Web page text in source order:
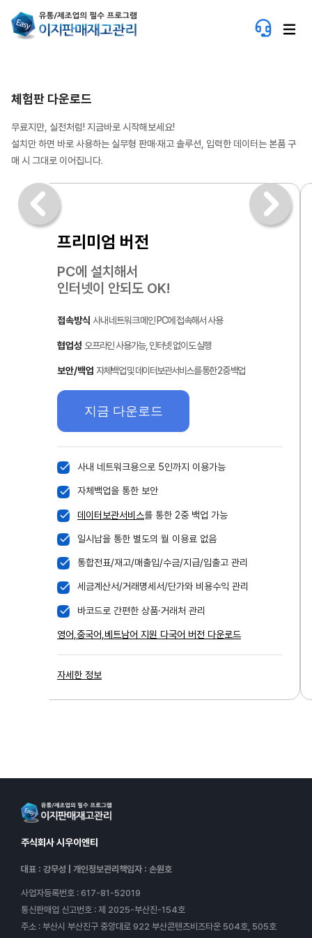
체험판 다운로드
무료지만, 실전처럼! 지금바로 시작해보세요!
설치만 하면 바로 사용하는 실무형 판매·재고 솔루션, 입력한 데이터는 본품 구
매 시 그대로 이어집니다.
프리미엄 버전
PC에 설치해서
인터넷이 안되도 OK!
접속방식 사내 네트워크 메인 PC에 접속해서 사용
협업성 오프라인 사용가능, 인터넷 없이도 실행
보안/백업 자체백업 및 데이터보관서비스를 통한 2중 백업
지금 다운로드
사내 네트워크용으로 5인까지 이용가능
자체백업을 통한 보안
데이터보관서비스를 통한 2중 백업 가능
일시납을 통한 별도의 월 이용료 없음
통합전표/재고/매출입/수금/지급/입출고 관리
세금계산서/거래명세서/단가와 비용수익 관리
바코드로 간편한 상품·거래처 관리
영어,중국어,베트남어 지원 다국어 버전 다운로드
자세한 정보
주식회사 시우이엔티
대표 : 강무성 개인정보관리책임자 : 손원호
사업자등록번호 : 617-81-52019
통신판매업 신고번호 : 제 2025-부산진-154호
주소 : 부산시 부산진구 중앙대로 922 부산콘텐츠비즈타운 504호, 505호